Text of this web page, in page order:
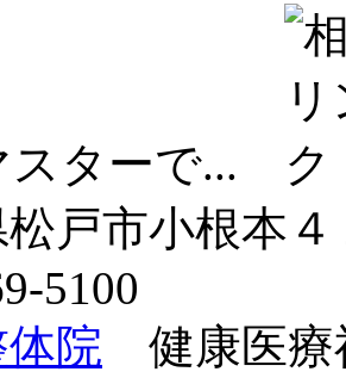
スターで...
松戸市小根本
5100
院 健康医療